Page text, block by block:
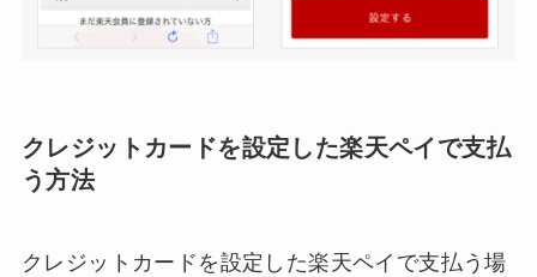
クレジットカードを設定した楽天ペイで支払
う方法
クレジットカードを設定した楽天ペイで支払う場